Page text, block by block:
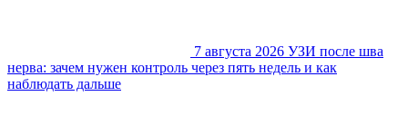
7 августа 2026 УЗИ после шва
нерва: зачем нужен контроль через пять недель и как
наблюдать дальше